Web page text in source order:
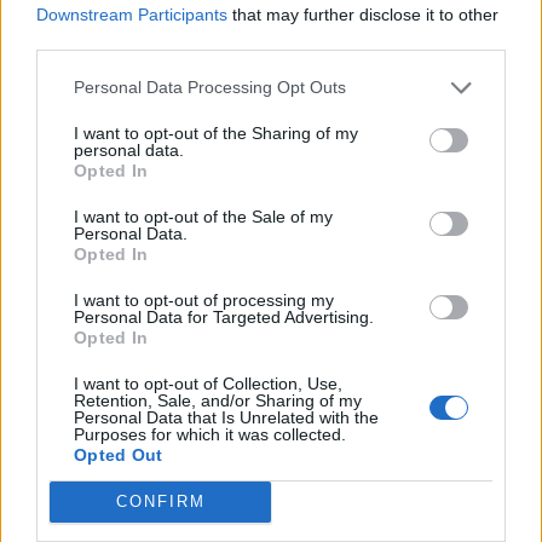
Downstream Participants that may further disclose it to other
Personal Data Processing Opt Outs
I want to opt-out of the Sharing of my
personal data.
Opted In
I want to opt-out of the Sale of my
Personal Data.
Opted In
I want to opt-out of processing my
Personal Data for Targeted Advertising.
Opted In
I want to opt-out of Collection, Use,
Retention, Sale, and/or Sharing of my
Personal Data that Is Unrelated with the
Purposes for which it was collected.
Opted Out
CONFIRM